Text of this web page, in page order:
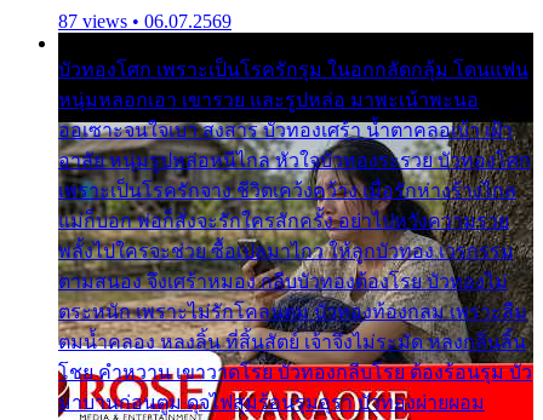
87 views • 06.07.2569
บัวทองโศก เพราะเป็นโรครักรุม ในอกกลัดกลุ้ม โดนแฟน
หนุ่มหลอกเอา เขารวย และรูปหล่อ มาพะเน้าพะนอ
ออเซาะจนใจเบา สงสาร บัวทองเศร้า น้ำตาคลอเบ้า เฝ้า
อาลัย หนุ่มรูปหล่อหนีไกล หัวใจบัวทองระรวย บัวทองโศก
เพราะเป็นโรครักจาง ชีวิตเคว้งคว้าง เมื่อรักห่างร้างไกล
แม่ก็บอก พ่อก็สั่งจะรักใครสักครั้ง อย่าไปหวังความรวย
พลั้งไปใครจะช่วย ซื้อเปลมาไกว ให้ลูกบัวทอง เวรกรรม
ตามสนอง จึงเศร้าหมอง กลีบบัวทองต้องโรย บัวทองไม่
ตระหนัก เพราะไม่รักโคลนตม บัวทองท้องกลม เพราะลืม
ตมน้ำคลอง หลงลิ้น ที่สิ้นสัตย์ เจ้าจึงไม่ระมัด หลงกลิ่นลิ้น
โชย คำหวาน เขาวาดโรย บัวทองกลีบโรย ต้องร้อนรุม บัว
มาบานก่อนตูม ดุจไฟสุมร้อนรุมอุรา บัวทองผ่ายผอม